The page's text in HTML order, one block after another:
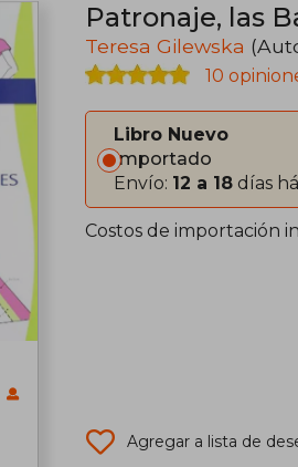
Patronaje, las
Teresa Gilewska
10
Libro Nuevo
Importado
Envío: 12 a 18 días
Costos de importación
Agregar a lista de